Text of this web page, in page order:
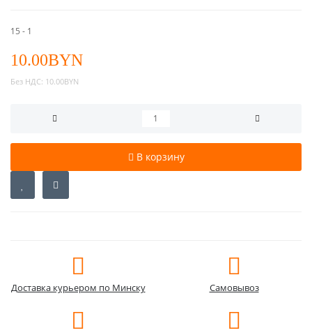
15 - 1
10.00BYN
Без НДС: 10.00BYN
В корзину
Доставка курьером по Минску Самовывоз